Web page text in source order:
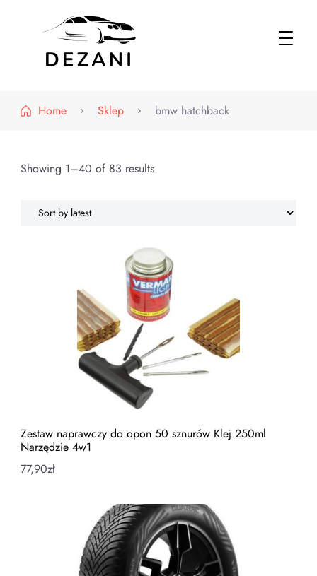
Home
Sklep bmw hatchback
Showing 1–40 of 83 results
Zestaw naprawczy do opon 50 sznurów Klej 250ml
Narzędzie 4w1
77,90zł